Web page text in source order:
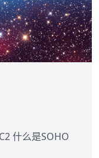
什么是SOHO